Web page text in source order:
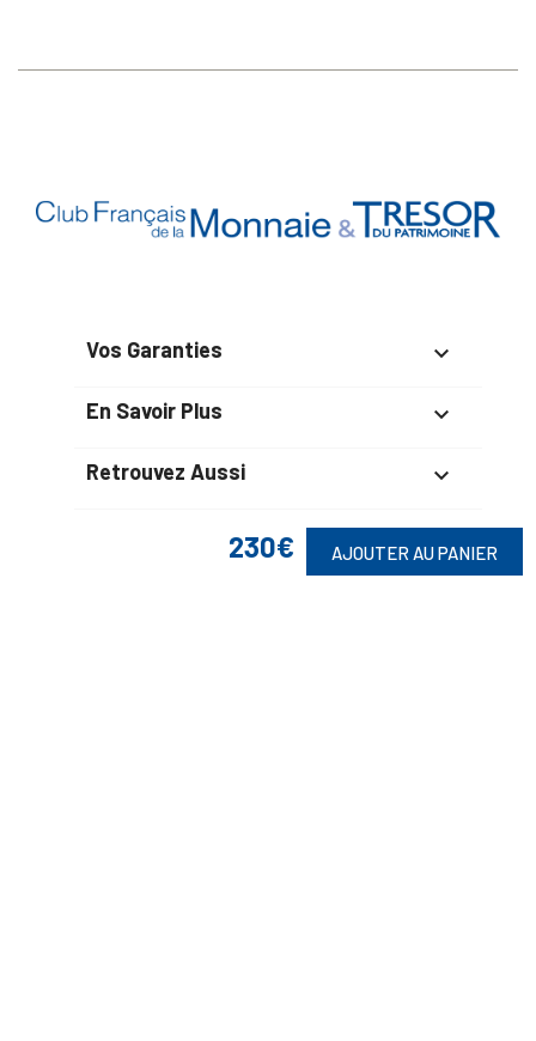
230€ AJOUTER AU PANIER
Vos Garanties 
En Savoir Plus 
Retrouvez Aussi 